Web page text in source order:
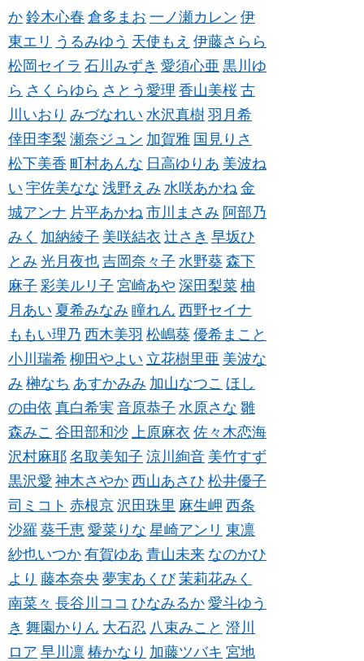
か 鈴木心春 倉多まお 一ノ瀬カレン 伊
東エリ うるみゆう 天使もえ 伊藤さらら
松岡セイラ 石川みずき 愛須心亜 黒川ゆ
ら さくらゆら さとう愛理 香山美桜 古
川いおり みづなれい 水沢真樹 羽月希
倖田李梨 瀬奈ジュン 加賀雅 国見りさ
松下美香 町村あんな 日高ゆりあ 美波ね
い 宇佐美なな 浅野えみ 水咲あかね 金
城アンナ 片平あかね 市川まさみ 阿部乃
みく 加納綾子 美咲結衣 辻さき 早坂ひ
とみ 光月夜也 吉岡奈々子 水野葵 森下
麻子 彩美ルリ子 宮崎あや 深田梨菜 柚
月あい 夏希みなみ 瞳れん 西野セイナ
ももい理乃 西木美羽 松嶋葵 優希まこと
小川瑞希 柳田やよい 立花樹里亜 美波な
み 榊なち あすかみみ 加山なつこ ほし
の由依 真白希実 音原恭子 水原さな 雛
森みこ 谷田部和沙 上原麻衣 佐々木恋海
沢村麻耶 名取美知子 涼川絢音 美竹すず
黒沢愛 神木さやか 西山あさひ 松井優子
司ミコト 赤根京 沢田珠里 麻生岬 西条
沙羅 葵千恵 愛菜りな 星崎アンリ 東凛
紗也いつか 有賀ゆあ 青山未来 なのかひ
より 藤本奈央 夢実あくび 茉莉花みく
南菜々 長谷川ココ ひなみるか 愛斗ゆう
き 舞園かりん 大石忍 八束みこと 澄川
ロア 早川凛 椿かなり 加藤ツバキ 宮地